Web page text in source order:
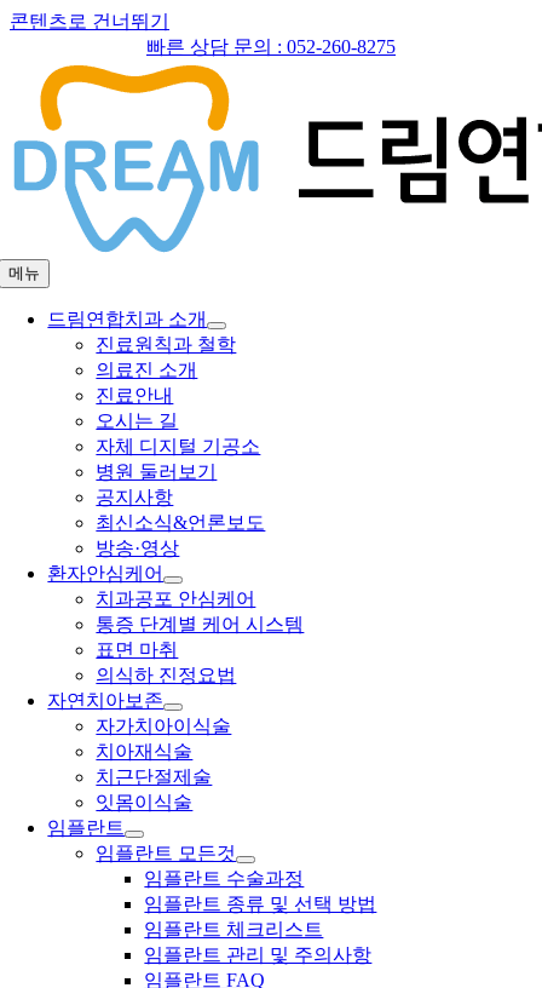
콘텐츠로 건너뛰기
빠른 상담 문의 : 052-260-8275
메뉴
드림연합치과 소개
진료원칙과 철학
의료진 소개
진료안내
오시는 길
자체 디지털 기공소
병원 둘러보기
공지사항
최신소식&언론보도
방송·영상
환자안심케어
치과공포 안심케어
통증 단계별 케어 시스템
표면 마취
의식하 진정요법
자연치아보존
자가치아이식술
치아재식술
치근단절제술
잇몸이식술
임플란트
임플란트 모든것
임플란트 수술과정
임플란트 종류 및 선택 방법
임플란트 체크리스트
임플란트 관리 및 주의사항
임플란트 FAQ